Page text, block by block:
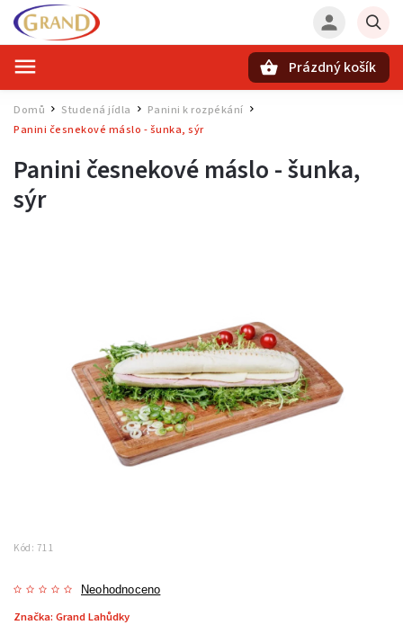
Prázdný košík
Domů / Studená jídla Panini k rozpékání
Panini česnekové máslo - šunka, sýr
Panini česnekové máslo - šunka,
sýr
Kód: 711
Neohodnoceno
Značka: Grand Lahůdky